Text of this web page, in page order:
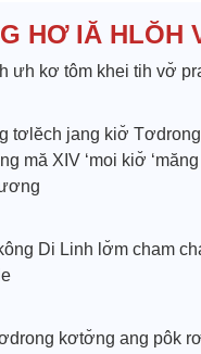
e
o
HƠ IĂ HLŎH
ưh kơ tôm khei tih vơ̆
tơlĕch jang kiơ̆
mă XIV ‘moi kiơ̆
Di Linh lơ̆m cham
kơtơ̆ng ang pôk